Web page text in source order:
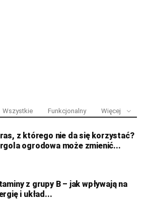
Wszystkie Funkcjonalny Więcej
z którego nie da się korzystać?
ogrodowa może zmienić...
z grupy B – jak wpływają na
i układ...